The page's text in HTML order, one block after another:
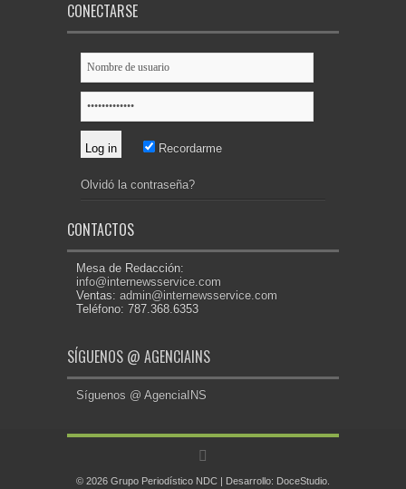
CONECTARSE
Recordarme
Olvidó la contraseña?
CONTACTOS
Mesa de Redacción:
info@internewsservice.com
Ventas: admin@internewsservice.com
Teléfono: 787.368.6353
SÍGUENOS @ AGENCIAINS
Síguenos @ AgenciaINS
© 2026 Grupo Periodístico NDC | Desarrollo: DoceStudio